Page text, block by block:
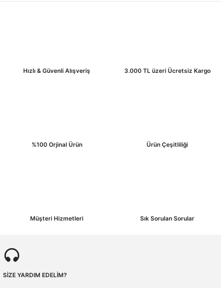
Ürün fiyatı diğer sitelerden daha pahalı.
Hızlı & Güvenli Alışveriş 3.000 TL üzeri Ücretsiz Kargo
%100 Orjinal Ürün Ürün Çeşitliliği
Müşteri Hizmetleri Sık Sorulan Sorular
SİZE YARDIM EDELİM?